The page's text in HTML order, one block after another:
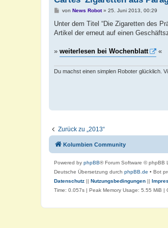
B
i
r
von News Robot» 25. Juni 2013, 00:29
Unter dem Titel “Die Zigaretten des
Artikel der erneut auf einen
» weiterlesen bei Wochenblatt «
Du machst einen simplen Roboter glücklich.
Zurück zu „2013“
Kolumbien Community
Powered by phpBB® Forum Software © phpBB
Deutsche Übersetzung durch phpBB.de • Bot
Datenschutz || Nutzungsbedingungen ||
Time: 0.057s | Peak Memory Usage: 5.55 MiB |